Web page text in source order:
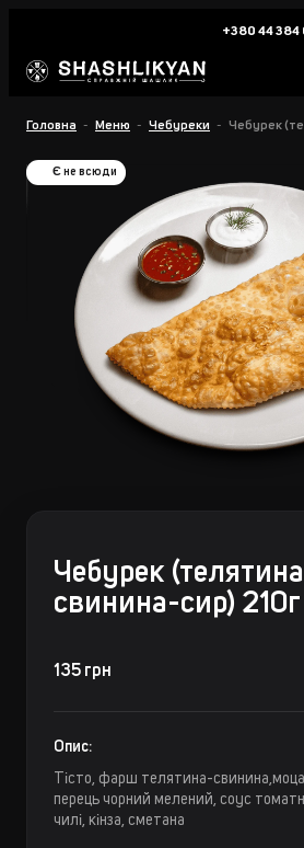
+380 44
Головна Меню Чебуреки Чебурек
Чебурек
свинина-сир) 210г
135 грн
Опис:
Тісто, фарш телятина-
перець чорний мелений, соус
чилі, кінза, сметана
Є не всюди